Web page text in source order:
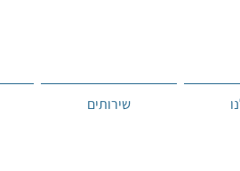
שירותים